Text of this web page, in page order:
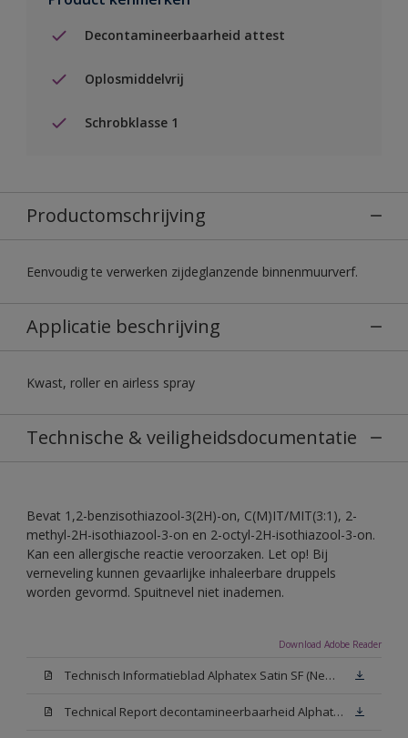
Decontamineerbaarheid attest
Oplosmiddelvrij
Schrobklasse 1
Productomschrijving
Eenvoudig te verwerken zijdeglanzende binnenmuurverf.
Applicatie beschrijving
Kwast, roller en airless spray
Technische & veiligheidsdocumentatie
Bevat 1,2-benzisothiazool-3(2H)-on, C(M)IT/MIT(3:1), 2-
methyl-2H-isothiazool-3-on en 2-octyl-2H-isothiazool-3-on.
Kan een allergische reactie veroorzaken. Let op! Bij
verneveling kunnen gevaarlijke inhaleerbare druppels
worden gevormd. Spuitnevel niet inademen.
Download Adobe Reader
Technisch Informatieblad Alphatex Satin SF (New Livery) (PDF)
Technical Report decontamineerbaarheid Alphatex Satin SF